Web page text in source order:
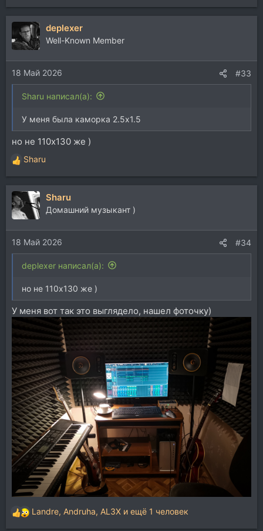
е
а
ц
и
и
:
deplexer
Well-Known Member
18 Май 2026 #33
Sharu написал(а):
У меня была каморка 2.5х1.5
но не 110х130 же )
Р
е
а
к
ц
и
и
:
Sharu
Sharu
Домашний музыкант )
18 Май 2026 #34
deplexer написал(а):
но не 110х130 же )
У меня вот так это выглядело, нашел фоточку)
Р
е
Landre, Andruha, AL3X и ещё 1 человек